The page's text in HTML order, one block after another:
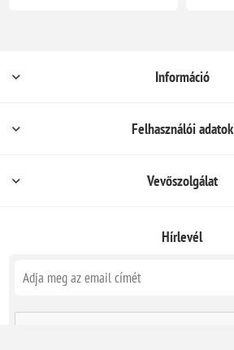
Információ
Felhasználói adatok
Vevőszolgálat
Hírlevél